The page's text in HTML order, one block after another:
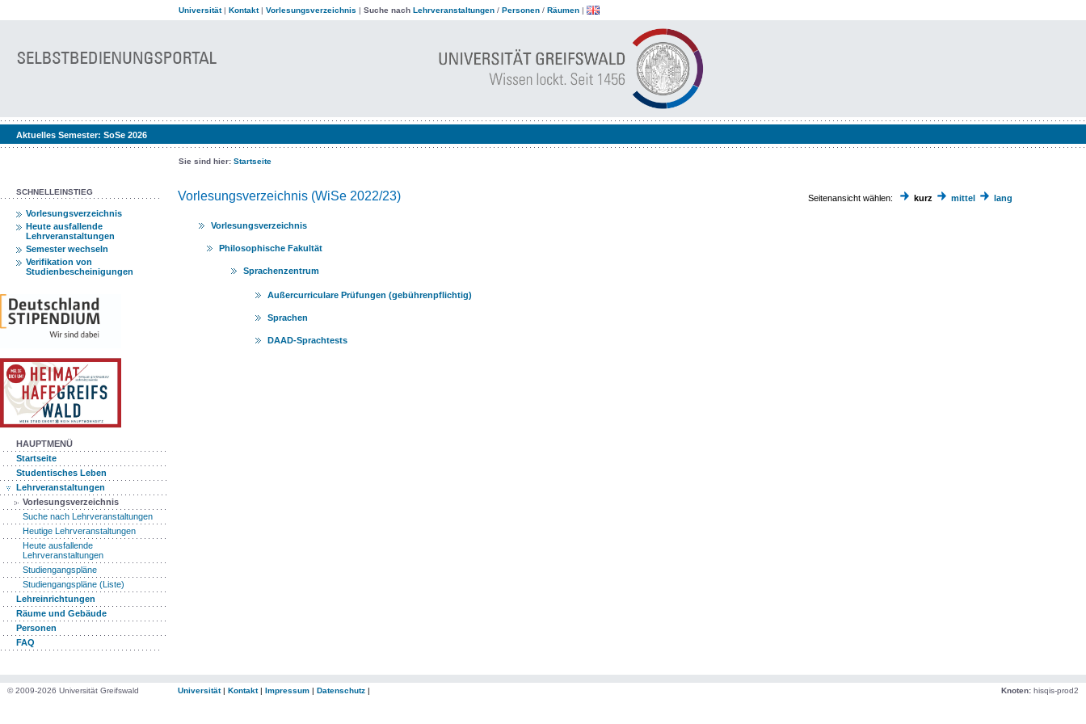
Universität| Kontakt| Vorlesungsverzeichnis | Suche nach Lehrveranstaltungen / Personen / Räumen |
Aktuelles Semester: SoSe 2026
Sie sind hier: Startseite
SCHNELLEINSTIEG
Vorlesungsverzeichnis
Heute ausfallende
Lehrveranstaltungen
Semester wechseln
Verifikation von
Studienbescheinigungen
HAUPTMENÜ
Startseite
Studentisches Leben
Lehrveranstaltungen
Vorlesungsverzeichnis
Suche nach Lehrveranstaltungen
Heutige Lehrveranstaltungen
Heute ausfallende
Lehrveranstaltungen
Studiengangspläne
Studiengangspläne (Liste)
Lehreinrichtungen
Räume und Gebäude
Personen
FAQ
Vorlesungsverzeichnis (WiSe 2022/23) Seitenansicht wählen: kurz mittel lang
Vorlesungsverzeichnis
Philosophische Fakultät
Sprachenzentrum
Außercurriculare Prüfungen (gebührenpflichtig)
Sprachen
DAAD-Sprachtests
© 2009-2026 Universität Greifswald Universität| Kontakt| Impressum | Datenschutz | Knoten: hisqis-prod2